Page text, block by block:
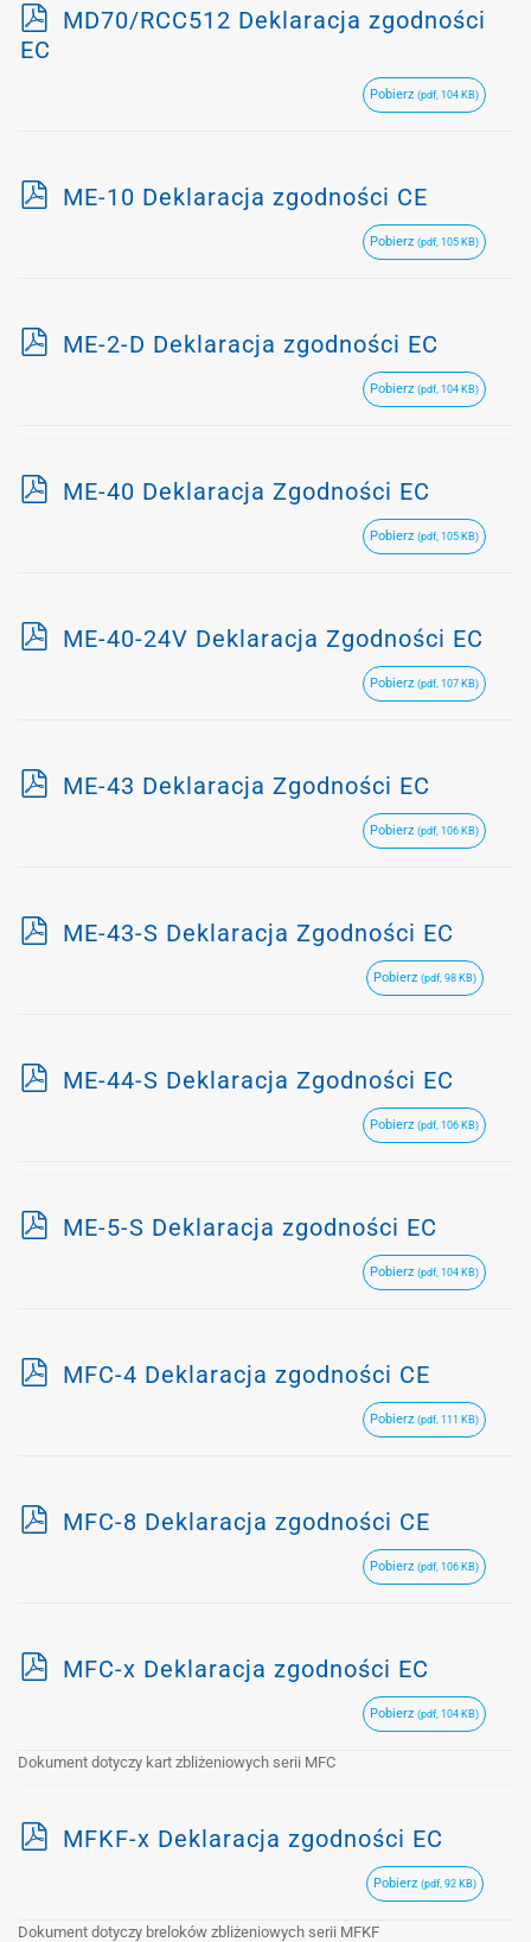
pMD70/RCC512 Deklaracja zgodności
EC
Pobierz (pdf, 104 KB)
pME-10 Deklaracja zgodności CE
Pobierz (pdf, 105 KB)
pME-2-D Deklaracja zgodności EC
Pobierz (pdf, 104 KB)
pME-40 Deklaracja Zgodności EC
Pobierz (pdf, 105 KB)
pME-40-24V Deklaracja Zgodności EC
Pobierz (pdf, 107 KB)
pME-43 Deklaracja Zgodności EC
Pobierz (pdf, 106 KB)
pME-43-S Deklaracja Zgodności EC
Pobierz (pdf, 98 KB)
pME-44-S Deklaracja Zgodności EC
Pobierz (pdf, 106 KB)
pME-5-S Deklaracja zgodności EC
Pobierz (pdf, 104 KB)
pMFC-4 Deklaracja zgodności CE
Pobierz (pdf, 111 KB)
pMFC-8 Deklaracja zgodności CE
Pobierz (pdf, 106 KB)
pMFC-x Deklaracja zgodności EC
Pobierz (pdf, 104 KB)
Dokument dotyczy kart zbliżeniowych serii MFC
pMFKF-x Deklaracja zgodności EC
Pobierz (pdf, 92 KB)
Dokument dotyczy breloków zbliżeniowych serii MFKF